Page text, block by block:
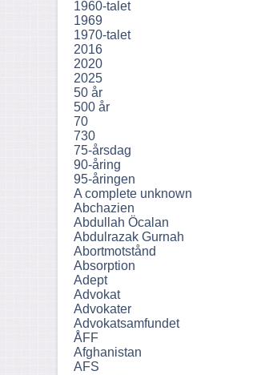
1960-talet
1969
1970-talet
2016
2020
2025
50 år
500 år
70
730
75-årsdag
90-åring
95-åringen
A complete unknown
Abchazien
Abdullah Öcalan
Abdulrazak Gurnah
Abortmotstånd
Absorption
Adept
Advokat
Advokater
Advokatsamfundet
ÅFF
Afghanistan
AFS